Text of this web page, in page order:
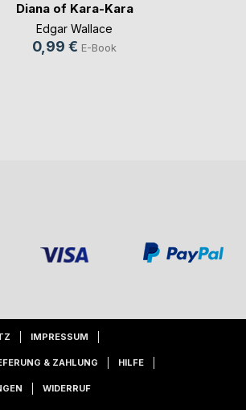
Diana of Kara-Kara
Edgar Wallace
0,99 € E-Book
IMPRESSUM
& ZAHLUNG HILFE
WIDERRUF